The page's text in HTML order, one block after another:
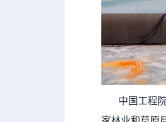
中国工程院